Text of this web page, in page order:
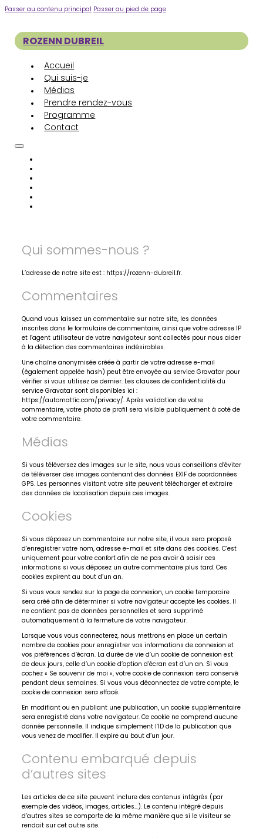
Passer au contenu principal Passer au pied de page
ROZENN DUBREIL
Accueil
Qui suis-je
Médias
Prendre rendez-vous
Programme
Contact
Qui sommes-nous ?
L’adresse de notre site est : https://rozenn-dubreil.fr.
Commentaires
Quand vous laissez un commentaire sur notre site, les données
inscrites dans le formulaire de commentaire, ainsi que votre adresse IP
et l’agent utilisateur de votre navigateur sont collectés pour nous aider
à la détection des commentaires indésirables.
Une chaîne anonymisée créée à partir de votre adresse e-mail
(également appelée hash) peut être envoyée au service Gravatar pour
vérifier si vous utilisez ce dernier. Les clauses de confidentialité du
service Gravatar sont disponibles ici :
https://automattic.com/privacy/. Après validation de votre
commentaire, votre photo de profil sera visible publiquement à coté de
votre commentaire.
Médias
Si vous téléversez des images sur le site, nous vous conseillons d’éviter
de téléverser des images contenant des données EXIF de coordonnées
GPS. Les personnes visitant votre site peuvent télécharger et extraire
des données de localisation depuis ces images.
Cookies
Si vous déposez un commentaire sur notre site, il vous sera proposé
d’enregistrer votre nom, adresse e-mail et site dans des cookies. C’est
uniquement pour votre confort afin de ne pas avoir à saisir ces
informations si vous déposez un autre commentaire plus tard. Ces
cookies expirent au bout d’un an.
Si vous vous rendez sur la page de connexion, un cookie temporaire
sera créé afin de déterminer si votre navigateur accepte les cookies. Il
ne contient pas de données personnelles et sera supprimé
automatiquement à la fermeture de votre navigateur.
Lorsque vous vous connecterez, nous mettrons en place un certain
nombre de cookies pour enregistrer vos informations de connexion et
vos préférences d’écran. La durée de vie d’un cookie de connexion est
de deux jours, celle d’un cookie d’option d’écran est d’un an. Si vous
cochez « Se souvenir de moi », votre cookie de connexion sera conservé
pendant deux semaines. Si vous vous déconnectez de votre compte, le
cookie de connexion sera effacé.
En modifiant ou en publiant une publication, un cookie supplémentaire
sera enregistré dans votre navigateur. Ce cookie ne comprend aucune
donnée personnelle. Il indique simplement l’ID de la publication que
vous venez de modifier. Il expire au bout d’un jour.
Contenu embarqué depuis
d’autres sites
Les articles de ce site peuvent inclure des contenus intégrés (par
exemple des vidéos, images, articles…). Le contenu intégré depuis
d’autres sites se comporte de la même manière que si le visiteur se
rendait sur cet autre site.